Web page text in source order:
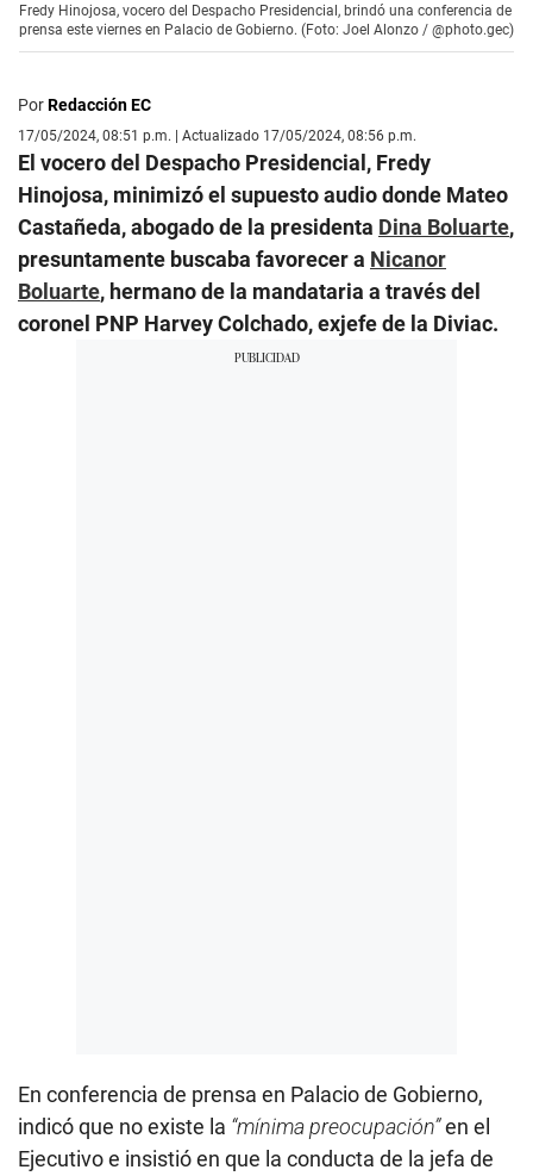
Fredy Hinojosa, vocero del Despacho Presidencial, brindó una conferencia de
prensa este viernes en Palacio de Gobierno. (Foto: Joel Alonzo / @photo.gec)
PorRedacción EC
17/05/2024, 08:51 p.m. | Actualizado 17/05/2024, 08:56 p.m.
El vocero del Despacho Presidencial, Fredy
Hinojosa, minimizó el supuesto audio donde Mateo
Castañeda, abogado de la presidenta Dina Boluarte,
presuntamente buscaba favorecer a Nicanor
Boluarte, hermano de la mandataria a través del
coronel PNP Harvey Colchado, exjefe de la Diviac.
En conferencia de prensa en Palacio de Gobierno,
indicó que no existe la “mínima preocupación”en el
Ejecutivo e insistió en que la conducta de la jefa de